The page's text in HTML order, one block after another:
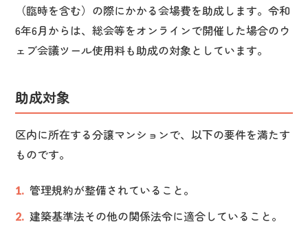
（臨時を含む）の際にかかる会場費を助成します。令和
6年6月からは、総会等をオンラインで開催した場合のウ
ェブ会議ツール使用料も助成の対象としています。
助成対象
区内に所在する分譲マンションで、以下の要件を満たす
ものです。
管理規約が整備されていること。
建築基準法その他の関係法令に適合していること。